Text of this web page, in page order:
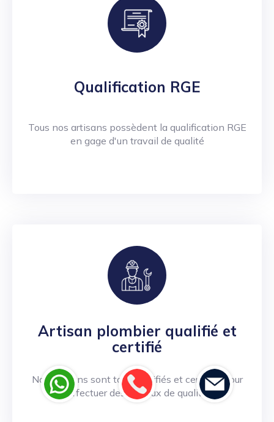
Qualification RGE
Tous nos artisans possèdent la qualification RGE
en gage d'un travail de qualité
Artisan plombier qualifié et
certifié
Nos artisans sont tous qualifiés et certifiés pour
effectuer des travaux de qualité